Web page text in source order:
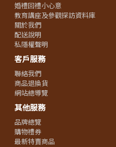
婚禮回禮小心意
教育講座及參觀探訪資料庫
關於我們
配送說明
私隱權聲明
客戶服務
聯絡我們
商品退換貨
網站總導覽
其他服務
品牌總覽
購物禮券
最新特賣商品